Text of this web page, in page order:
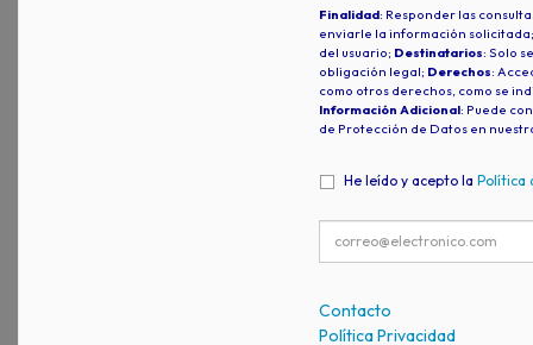
Finalidad: Responder las
enviarle la información
del usuario; Destinatarios: Solo
obligación legal; Derechos:
como otros derechos, como se
Información Adicional: Puede
de Protección de Datos en
He leído y acepto la Política
Contacto
Política Privacidad